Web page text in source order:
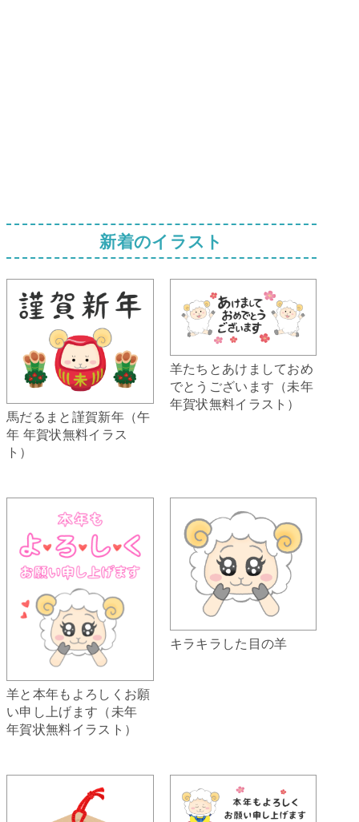
新着のイラスト
馬だるまと謹賀新年（午
年 年賀状無料イラス
ト）
羊たちとあけましておめ
でとうございます（未年
年賀状無料イラスト）
羊と本年もよろしくお願
い申し上げます（未年
年賀状無料イラスト）
キラキラした目の羊